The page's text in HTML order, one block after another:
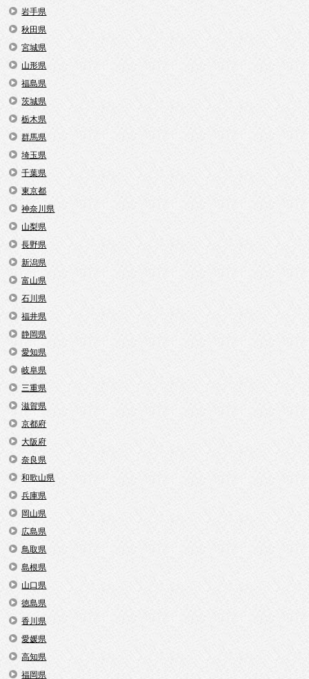
岩手県
秋田県
宮城県
山形県
福島県
茨城県
栃木県
群馬県
埼玉県
千葉県
東京都
神奈川県
山梨県
長野県
新潟県
富山県
石川県
福井県
静岡県
愛知県
岐阜県
三重県
滋賀県
京都府
大阪府
奈良県
和歌山県
兵庫県
岡山県
広島県
鳥取県
島根県
山口県
徳島県
香川県
愛媛県
高知県
福岡県